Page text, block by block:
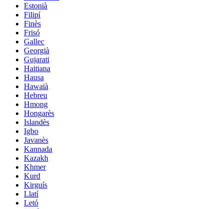
Estonià
Filipí
Finès
Frisó
Gallec
Georgià
Gujarati
Haitiana
Hausa
Hawaià
Hebreu
Hmong
Hongarès
Islandès
Igbo
Javanès
Kannada
Kazakh
Khmer
Kurd
Kirguís
Llatí
Letó